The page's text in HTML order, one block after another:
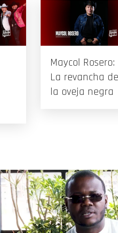
Maycol Rosero:
La revancha de
la oveja negra